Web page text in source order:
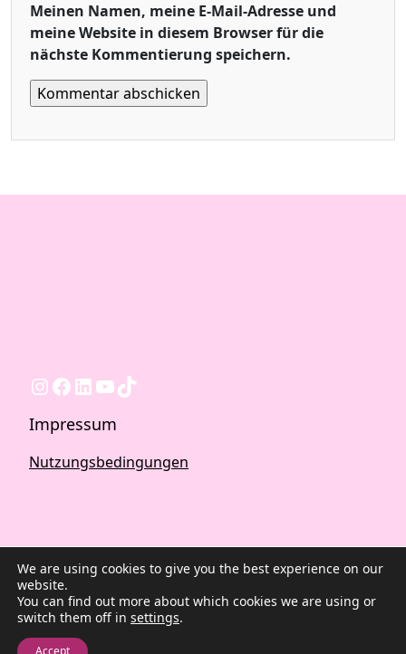
Meinen Namen, meine E-Mail-Adresse und
meine Website in diesem Browser für die
nächste Kommentierung speichern.
Instagram
Facebook
LinkedIn
YouTube
TikTok
Impressum
Nutzungsbedingungen
2026 ©Quest Blog WordPress Theme. Powered by
We are using cookies to give you the best experience on our
website.
You can find out more about which cookies we are using or
switch them off in settings.
Accept